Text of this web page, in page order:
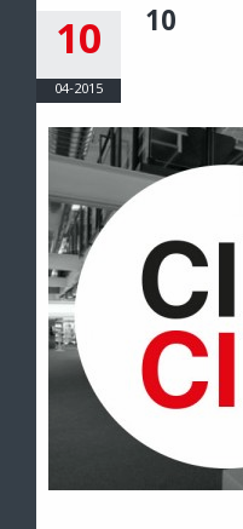
10
04-2015
10